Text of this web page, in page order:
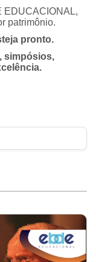
EDUCACIONAL,
patrimônio.
pronto.
simpósios,